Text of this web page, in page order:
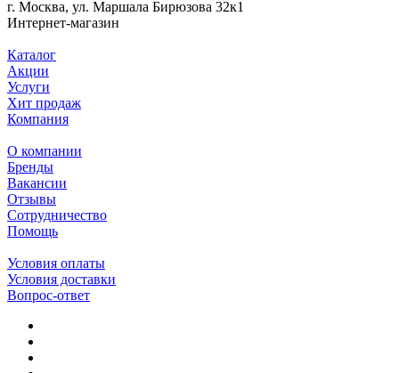
г. Москва, ул. Маршала Бирюзова 32к1
Интернет-магазин
Каталог
Акции
Услуги
Хит продаж
Компания
О компании
Бренды
Вакансии
Отзывы
Сотрудничество
Помощь
Условия оплаты
Условия доставки
Вопрос-ответ